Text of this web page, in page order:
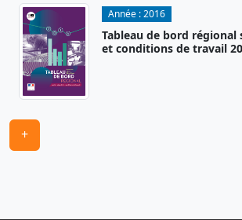
Année :2016
Tableau de bord régional
et conditions de travail
+